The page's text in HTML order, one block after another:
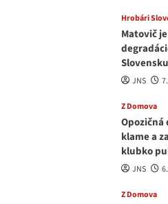
Hrobári
Matovič
Slovensku
JNS
Z Domova
Opozičná
klame a
klubko
JNS
Z Domova